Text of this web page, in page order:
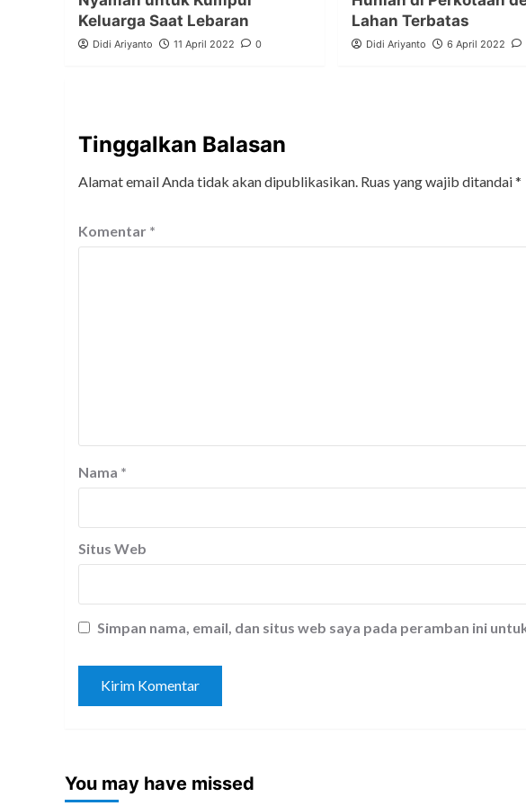
Keluarga Saat Lebaran
Didi Ariyanto 11 April 2022 0
Lahan Terbatas
Didi Ariyanto 6 April 2022
Tinggalkan Balasan
Alamat email Anda tidak akan dipublikasikan. Ruas yang wajib ditandai*
Komentar *
Nama *
Situs Web
Simpan nama, email, dan situs web saya pada peramban ini
You may have missed